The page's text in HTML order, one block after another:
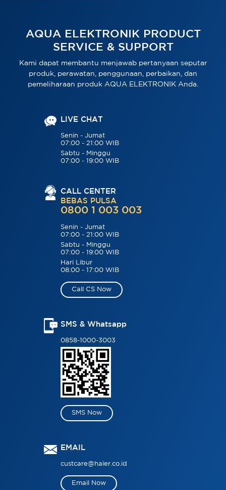
AQUA ELEKTRONIK PRODUCT
SERVICE & SUPPORT
Kami dapat membantu menjawab pertanyaan seputar
produk, perawatan, penggunaan, perbaikan, dan
pemeliharaan produk AQUA ELEKTRONIK Anda.
LIVE CHAT
Senin - Jumat
07:00 - 21:00 WIB
Sabtu - Minggu
07:00 - 19:00 WIB
CALL CENTER
BEBAS PULSA
0800 1 003 003
Senin - Jumat
07:00 - 21:00 WIB
Sabtu - Minggu
07:00 - 19:00 WIB
Hari Libur
08:00 - 17:00 WIB
Call CS Now
SMS & Whatsapp
0858-1000-3003
SMS Now
EMAIL
custcare@haier.co.id
Email Now